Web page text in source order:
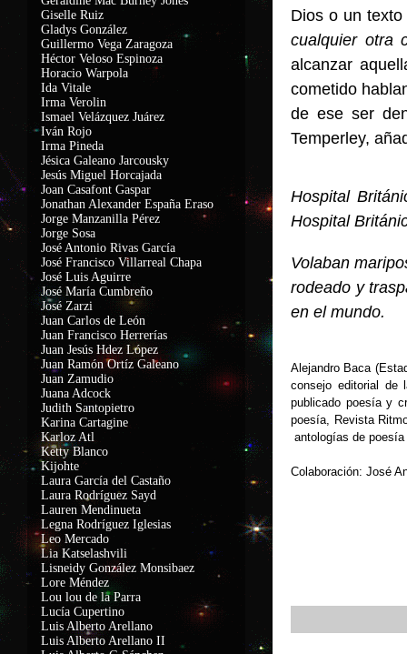
Dios o un
cualquier otra
alcanzar
cometido
de ese ser
Temperley,
Hospital
Hospital
Volaban
rodeado y
en el mundo.
Alejandro Baca
consejo editorial de
publicado poesía y
poesía, Revista
antologías de poesía
Colaboración: José
Giselle Ruiz
Gladys González
Guillermo Vega Zaragoza
Héctor Veloso Espinoza
Horacio Warpola
Ida Vitale
Irma Verolin
Ismael Velázquez Juárez
Iván Rojo
Irma Pineda
Jésica Galeano Jarcousky
Jesús Miguel Horcajada
Joan Casafont Gaspar
Jonathan Alexander España Eraso
Jorge Manzanilla Pérez
Jorge Sosa
José Antonio Rivas García
José Francisco Villarreal Chapa
José Luis Aguirre
José María Cumbreño
José Zarzi
Juan Carlos de León
Juan Francisco Herrerías
Juan Jesús Hdez López
Juan Ramón Ortíz Galeano
Juan Zamudio
Juana Adcock
Judith Santopietro
Karina Cartagine
Karloz Atl
Ketty Blanco
Kijohte
Laura García del Castaño
Laura Rodríguez Sayd
Lauren Mendinueta
Legna Rodríguez Iglesias
Leo Mercado
Lia Katselashvili
Lisneidy González Monsibaez
Lore Méndez
Lou lou de la Parra
Lucía Cupertino
Luis Alberto Arellano
Luis Alberto Arellano II